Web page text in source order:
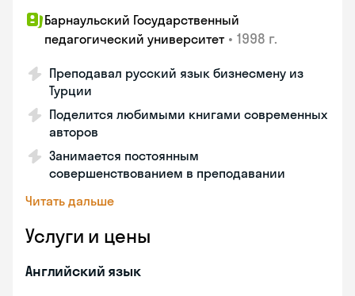
Барнаульский Государственный
педагогический университет • 1998 г.
Преподавал русский язык бизнесмену из
Турции
Поделится любимыми книгами современных
авторов
Занимается постоянным
совершенствованием в преподавании
Читать дальше
Услуги и цены
Английский язык